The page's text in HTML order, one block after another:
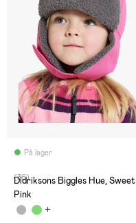
På lager
(36)
Didriksons Biggles Hue, Sweet
Pink